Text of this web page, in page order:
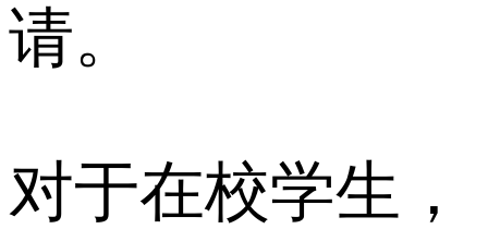
请。
对于在校学生，